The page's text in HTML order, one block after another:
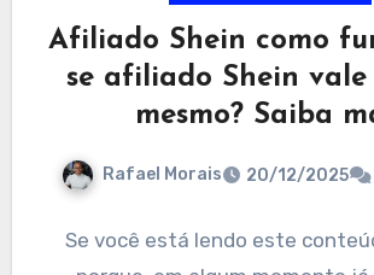
Afiliado Shein como
se afiliado Shein vale
mesmo? Saiba
Rafael Morais 20/12/2025
Se você está lendo este